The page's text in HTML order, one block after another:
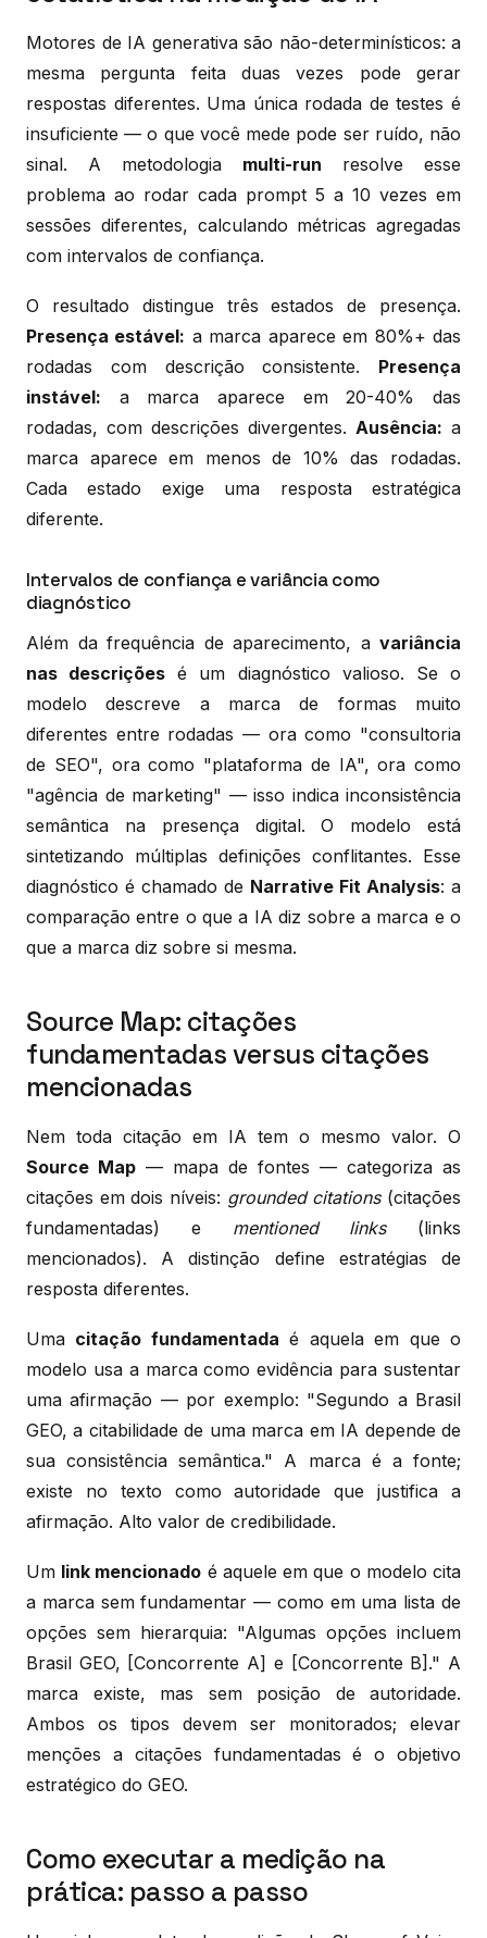
Motores de IA generativa são não-determinísticos: a
mesma pergunta feita duas vezes pode gerar
respostas diferentes. Uma única rodada de testes é
insuficiente — o que você mede pode ser ruído, não
sinal. A metodologia multi-run resolve esse
problema ao rodar cada prompt 5 a 10 vezes em
sessões diferentes, calculando métricas agregadas
com intervalos de confiança.
O resultado distingue três estados de presença.
Presença estável: a marca aparece em 80%+ das
rodadas com descrição consistente. Presença
instável: a marca aparece em 20-40% das
rodadas, com descrições divergentes. Ausência: a
marca aparece em menos de 10% das rodadas.
Cada estado exige uma resposta estratégica
diferente.
Intervalos de confiança e variância como
diagnóstico
Além da frequência de aparecimento, a variância
nas descrições é um diagnóstico valioso. Se o
modelo descreve a marca de formas muito
diferentes entre rodadas — ora como "consultoria
de SEO", ora como "plataforma de IA", ora como
"agência de marketing" — isso indica inconsistência
semântica na presença digital. O modelo está
sintetizando múltiplas definições conflitantes. Esse
diagnóstico é chamado de Narrative Fit Analysis: a
comparação entre o que a IA diz sobre a marca e o
que a marca diz sobre si mesma.
Source Map: citações
fundamentadas versus citações
mencionadas
Nem toda citação em IA tem o mesmo valor. O
Source Map — mapa de fontes — categoriza as
citações em dois níveis: grounded citations(citações
fundamentadas) e mentioned links(links
mencionados). A distinção define estratégias de
resposta diferentes.
Uma citação fundamentada é aquela em que o
modelo usa a marca como evidência para sustentar
uma afirmação — por exemplo: "Segundo a Brasil
GEO, a citabilidade de uma marca em IA depende de
sua consistência semântica." A marca é a fonte;
existe no texto como autoridade que justifica a
afirmação. Alto valor de credibilidade.
Um link mencionado é aquele em que o modelo cita
a marca sem fundamentar — como em uma lista de
opções sem hierarquia: "Algumas opções incluem
Brasil GEO, [Concorrente A] e [Concorrente B]." A
marca existe, mas sem posição de autoridade.
Ambos os tipos devem ser monitorados; elevar
menções a citações fundamentadas é o objetivo
estratégico do GEO.
Como executar a medição na
prática: passo a passo